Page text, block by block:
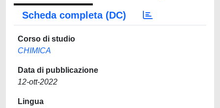
Scheda completa (DC)
Corso di studio
CHIMICA
Data di pubblicazione
12-ott-2022
Lingua